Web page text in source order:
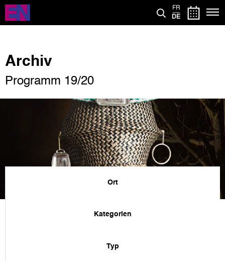
Direkt
zum
Inhalt
FR
DE
Archiv
Programm 19/20
Ort
Kategorien
Typ